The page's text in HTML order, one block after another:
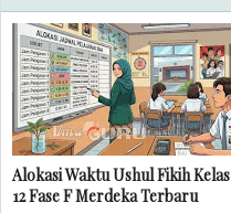
Alokasi Waktu Ushul Fikih Kelas
12 Fase F Merdeka Terbaru